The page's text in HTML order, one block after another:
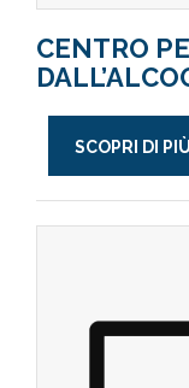
CENTRO
SCOPRI DI PIÙ